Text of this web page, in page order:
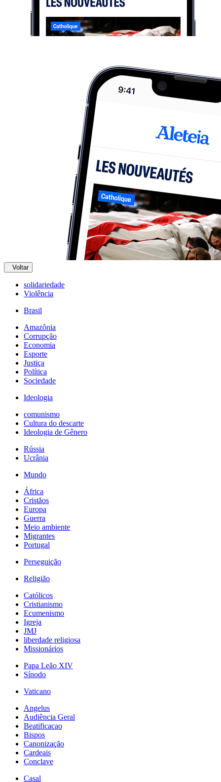
Voltar
solidariedade
Violência
Brasil
Amazônia
Corrupção
Economia
Esporte
Justiça
Política
Sociedade
Ideologia
comunismo
Cultura do descarte
Ideologia de Gênero
Rússia
Ucrânia
Mundo
África
Cristãos
Europa
Guerra
Meio ambiente
Migrantes
Portugal
Perseguição
Religião
Católicos
Cristianismo
Ecumenismo
Igreja
JMJ
liberdade religiosa
Missionários
Papa Leão XIV
Sínodo
Vaticano
Angelus
Audiência Geral
Beatificacao
Bispos
Canonização
Cardeais
Conclave
Casal